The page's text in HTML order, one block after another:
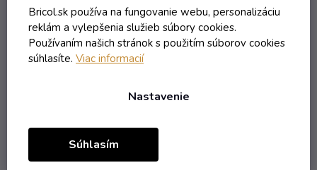
Bricol.sk používa na fungovanie webu, personalizáciu
reklám a vylepšenia služieb súbory cookies.
Používaním našich stránok s použitím súborov cookies
súhlasíte. Viac informacií
Nastavenie
Súhlasím
0,17 € vrátane DPH
0,14 €